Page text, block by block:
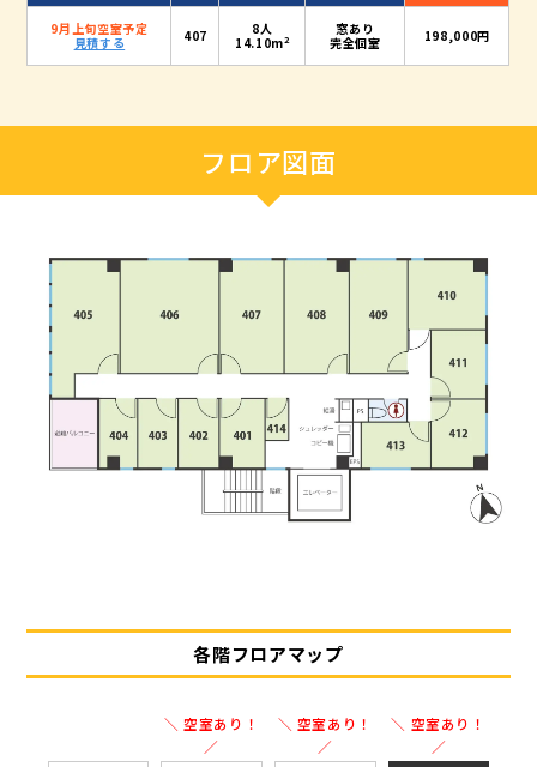
9月上旬空室予定
見積する
407
8人
14.10m2
窓あり
完全個室
198,000円
フロア図面
各階フロアマップ
＼ 空室あり！
／
＼ 空室あり！
／
＼ 空室あり！
／